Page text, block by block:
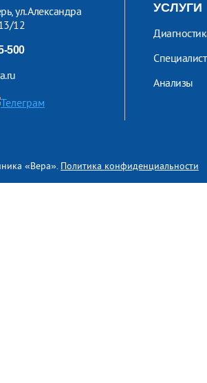
ул. Александра
12
500
УСЛУГИ
Анализы
«Вера». Политика конфиденциальности